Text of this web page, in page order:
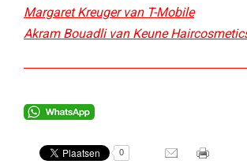
Margaret Kreuger van T-Mobile
Akram Bouadli van Keune
0